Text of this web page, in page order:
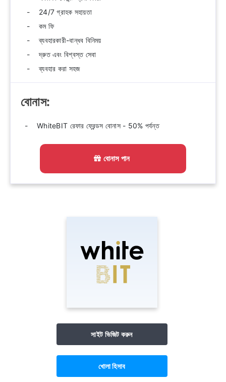
24/7 গ্রাহক সহায়তা
কম ফি
ব্যবহারকারী-বান্ধব বিনিময়
দ্রুত এবং বিশ্বস্ত সেবা
ব্যবহার করা সহজ
বোনাস:
WhiteBIT রেফার ফ্রেন্ডস বোনাস - 50% পর্যন্ত
বোনাস পান
সাইট ভিজিট করুন
খোলা হিসাব